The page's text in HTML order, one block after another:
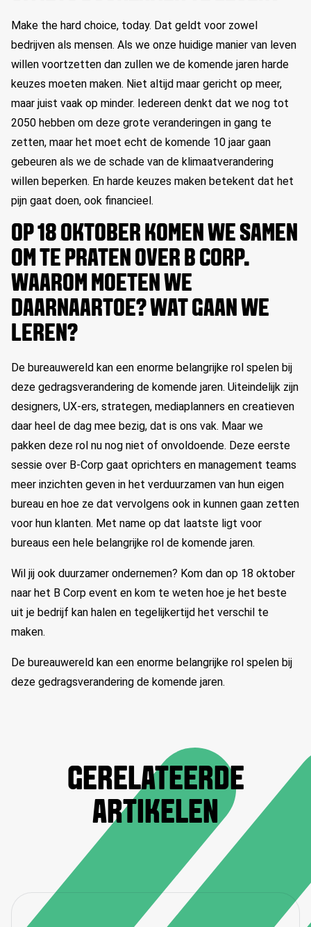
Make the hard choice, today. Dat geldt voor zowel
bedrijven als mensen. Als we onze huidige manier van leven
willen voortzetten dan zullen we de komende jaren harde
keuzes moeten maken. Niet altijd maar gericht op meer,
maar juist vaak op minder. Iedereen denkt dat we nog tot
2050 hebben om deze grote veranderingen in gang te
zetten, maar het moet echt de komende 10 jaar gaan
gebeuren als we de schade van de klimaatverandering
willen beperken. En harde keuzes maken betekent dat het
pijn gaat doen, ook financieel.
OP 18 OKTOBER KOMEN WE SAMEN
OM TE PRATEN OVER B CORP.
WAAROM MOETEN WE
DAARNAARTOE? WAT GAAN WE
LEREN?
De bureauwereld kan een enorme belangrijke rol spelen bij
deze gedragsverandering de komende jaren. Uiteindelijk zijn
designers, UX-ers, strategen, mediaplanners en creatieven
daar heel de dag mee bezig, dat is ons vak. Maar we
pakken deze rol nu nog niet of onvoldoende. Deze eerste
sessie over B-Corp gaat oprichters en management teams
meer inzichten geven in het verduurzamen van hun eigen
bureau en hoe ze dat vervolgens ook in kunnen gaan zetten
voor hun klanten. Met name op dat laatste ligt voor
bureaus een hele belangrijke rol de komende jaren.
Wil jij ook duurzamer ondernemen? Kom dan op 18 oktober
naar het B Corp event en kom te weten hoe je het beste
uit je bedrijf kan halen en tegelijkertijd het verschil te
maken.
De bureauwereld kan een enorme belangrijke rol spelen bij
deze gedragsverandering de komende jaren.
GERELATEERDE
ARTIKELEN